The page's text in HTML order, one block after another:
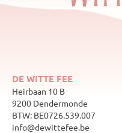
DE WITTE FEE
Heirbaan 10 B
9200 Dendermonde
BTW: BE0726.539.007
info@dewittefee.be